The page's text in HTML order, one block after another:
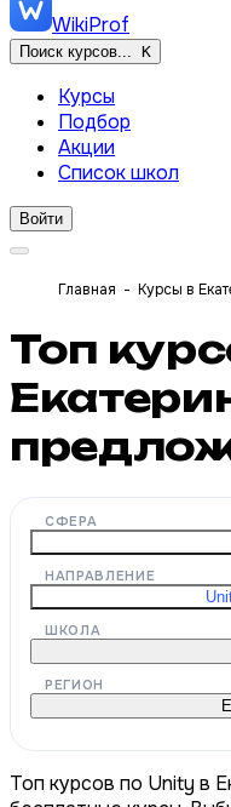
WikiProf
Поиск курсов... K
Курсы
Подбор
Акции
Список школ
Войти
Главная Курсы в
Топ
СФЕРА
НАПРАВЛЕНИЕ
ШКОЛА
РЕГИОН
Топ курсов по Unity в